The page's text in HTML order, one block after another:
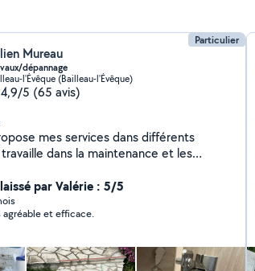
Particulier
Mureau
dépannage
l'Évêque (Bailleau-l'Évêque)
4,9/5 (65 avis)
mes services dans différents
dans la maintenance et les
je suis soigneux et j'aime le travail
contacter je suis réactif. Cordialement Julien
par Valérie : 5/5
et efficace.